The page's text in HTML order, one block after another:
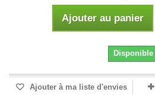
Ajouter au panier
Disponible
Ajouter à ma liste d'envies